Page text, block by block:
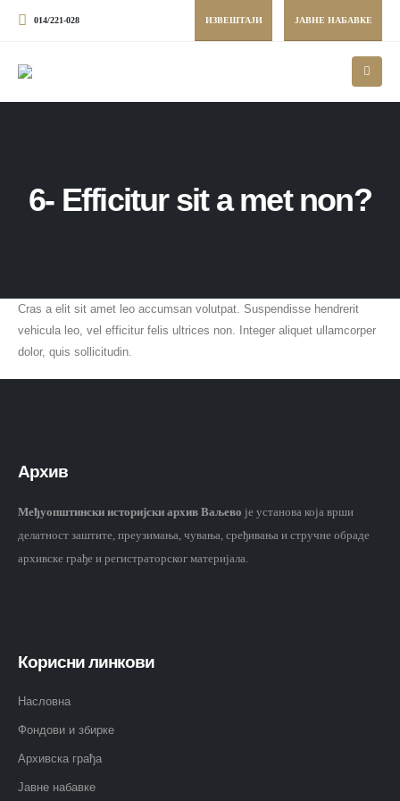
014/221-028 ИЗВЕШТАЈИ ЈАВНЕ НАБАВКЕ
6- Efficitur sit a met non?
Cras a elit sit amet leo accumsan volutpat. Suspendisse hendrerit
vehicula leo, vel efficitur felis ultrices non. Integer aliquet ullamcorper
dolor, quis sollicitudin.
Архив
Међуопштински историјски архив Ваљево је установа која врши
делатност заштите, преузимања, чувања, сређивања и стручне обраде
архивске грађе и регистраторског материјала.
Корисни линкови
Насловна
Фондови и збирке
Архивска грађа
Јавне набавке